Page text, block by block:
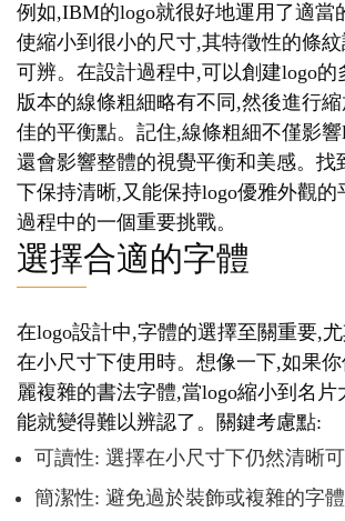
例如,IBM的logo就很好地運用了適當
使縮小到很小的尺寸,其特徵性的條
可辨。在設計過程中,可以創建logo的
版本的線條粗細略有不同,然後進行
佳的平衡點。記住,線條粗細不僅影
還會影響整體的視覺平衡和美感。找
下保持清晰,又能保持logo優雅外觀的
過程中的一個重要挑戰。
選擇合適的字體
在logo設計中,字體的選擇至關重要,
在小尺寸下使用時。想像一下,如果
麗複雜的書法字體,當logo縮小到名片
能就變得難以辨認了。關鍵考慮點:
可讀性: 選擇在小尺寸下仍然清晰可
簡潔性: 避免過於裝飾或複雜的字體